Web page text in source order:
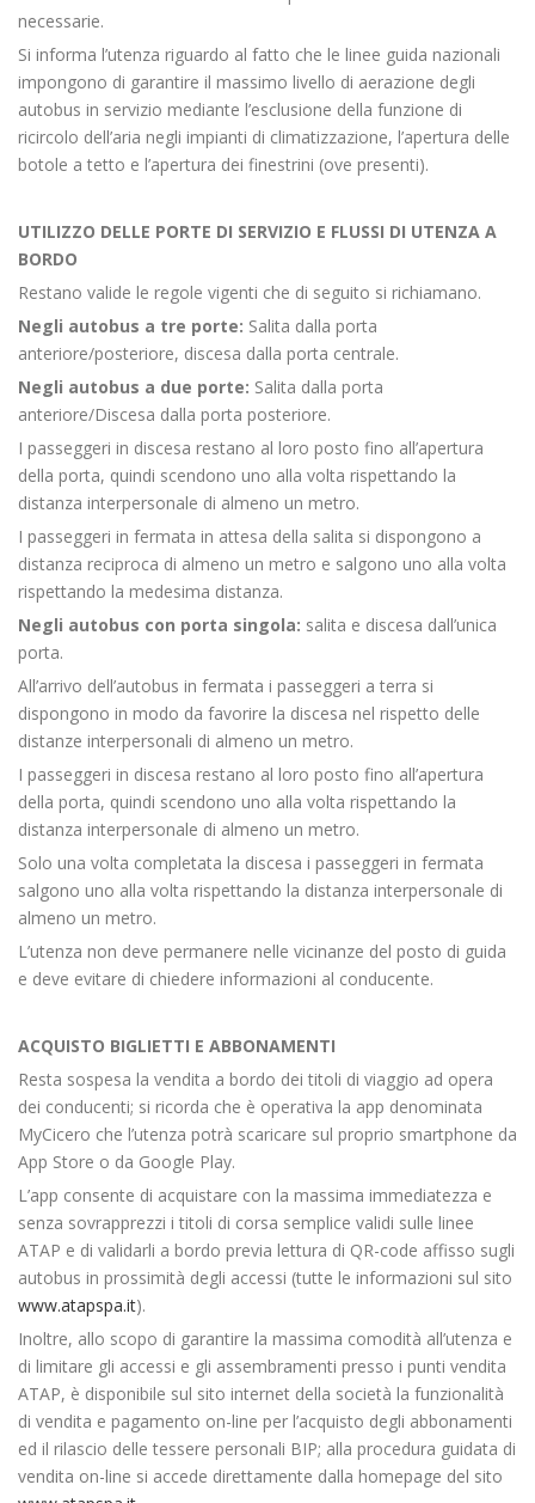
necessarie.
Si informa l’utenza riguardo al fatto che le linee guida nazionali
impongono di garantire il massimo livello di aerazione degli
autobus in servizio mediante l’esclusione della funzione di
ricircolo dell’aria negli impianti di climatizzazione, l’apertura delle
botole a tetto e l’apertura dei finestrini (ove presenti).
UTILIZZO DELLE PORTE DI SERVIZIO E FLUSSI DI UTENZA A
BORDO
Restano valide le regole vigenti che di seguito si richiamano.
Negli autobus a tre porte: Salita dalla porta
anteriore/posteriore, discesa dalla porta centrale.
Negli autobus a due porte: Salita dalla porta
anteriore/Discesa dalla porta posteriore.
I passeggeri in discesa restano al loro posto fino all’apertura
della porta, quindi scendono uno alla volta rispettando la
distanza interpersonale di almeno un metro.
I passeggeri in fermata in attesa della salita si dispongono a
distanza reciproca di almeno un metro e salgono uno alla volta
rispettando la medesima distanza.
Negli autobus con porta singola: salita e discesa dall’unica
porta.
All’arrivo dell’autobus in fermata i passeggeri a terra si
dispongono in modo da favorire la discesa nel rispetto delle
distanze interpersonali di almeno un metro.
I passeggeri in discesa restano al loro posto fino all’apertura
della porta, quindi scendono uno alla volta rispettando la
distanza interpersonale di almeno un metro.
Solo una volta completata la discesa i passeggeri in fermata
salgono uno alla volta rispettando la distanza interpersonale di
almeno un metro.
L’utenza non deve permanere nelle vicinanze del posto di guida
e deve evitare di chiedere informazioni al conducente.
ACQUISTO BIGLIETTI E ABBONAMENTI
Resta sospesa la vendita a bordo dei titoli di viaggio ad opera
dei conducenti; si ricorda che è operativa la app denominata
MyCicero che l’utenza potrà scaricare sul proprio smartphone da
App Store o da Google Play.
L’app consente di acquistare con la massima immediatezza e
senza sovrapprezzi i titoli di corsa semplice validi sulle linee
ATAP e di validarli a bordo previa lettura di QR-code affisso sugli
autobus in prossimità degli accessi (tutte le informazioni sul sito
www.atapspa.it).
Inoltre, allo scopo di garantire la massima comodità all’utenza e
di limitare gli accessi e gli assembramenti presso i punti vendita
ATAP, è disponibile sul sito internet della società la funzionalità
di vendita e pagamento on-line per l’acquisto degli abbonamenti
ed il rilascio delle tessere personali BIP; alla procedura guidata di
vendita on-line si accede direttamente dalla homepage del sito